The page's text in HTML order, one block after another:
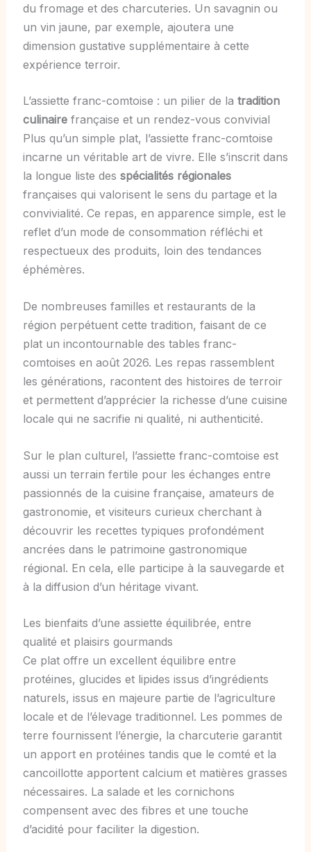
du fromage et des charcuteries. Un savagnin ou
un vin jaune, par exemple, ajoutera une
dimension gustative supplémentaire à cette
expérience terroir.
L’assiette franc-comtoise : un pilier de la tradition
culinairefrançaise et un rendez-vous convivial
Plus qu’un simple plat, l’assiette franc-comtoise
incarne un véritable art de vivre. Elle s’inscrit dans
la longue liste des spécialités régionales
françaises qui valorisent le sens du partage et la
convivialité. Ce repas, en apparence simple, est le
reflet d’un mode de consommation réfléchi et
respectueux des produits, loin des tendances
éphémères.
De nombreuses familles et restaurants de la
région perpétuent cette tradition, faisant de ce
plat un incontournable des tables franc-
comtoises en août 2026. Les repas rassemblent
les générations, racontent des histoires de terroir
et permettent d’apprécier la richesse d’une cuisine
locale qui ne sacrifie ni qualité, ni authenticité.
Sur le plan culturel, l’assiette franc-comtoise est
aussi un terrain fertile pour les échanges entre
passionnés de la cuisine française, amateurs de
gastronomie, et visiteurs curieux cherchant à
découvrir les recettes typiques profondément
ancrées dans le patrimoine gastronomique
régional. En cela, elle participe à la sauvegarde et
à la diffusion d’un héritage vivant.
Les bienfaits d’une assiette équilibrée, entre
qualité et plaisirs gourmands
Ce plat offre un excellent équilibre entre
protéines, glucides et lipides issus d’ingrédients
naturels, issus en majeure partie de l’agriculture
locale et de l’élevage traditionnel. Les pommes de
terre fournissent l’énergie, la charcuterie garantit
un apport en protéines tandis que le comté et la
cancoillotte apportent calcium et matières grasses
nécessaires. La salade et les cornichons
compensent avec des fibres et une touche
d’acidité pour faciliter la digestion.